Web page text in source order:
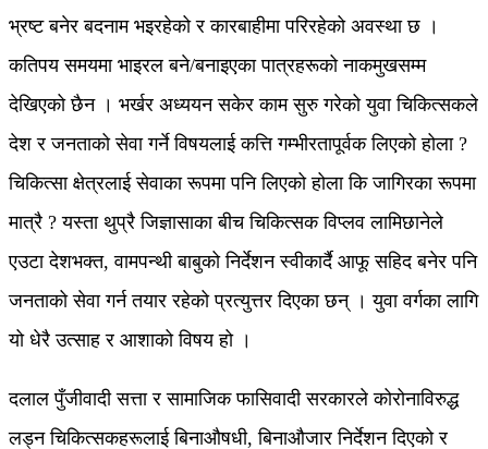
भ्रष्ट बनेर बदनाम भइरहेको र कारबाहीमा परिरहेको अवस्था छ ।
कतिपय समयमा भाइरल बने/बनाइएका पात्रहरूको नाकमुखसम्म
देखिएको छैन । भर्खर अध्ययन सकेर काम सुरु गरेको युवा चिकित्सकले
देश र जनताको सेवा गर्ने विषयलाई कत्ति गम्भीरतापूर्वक लिएको होला ?
चिकित्सा क्षेत्रलाई सेवाका रूपमा पनि लिएको होला कि जागिरका रूपमा
मात्रै ? यस्ता थुप्रै जिज्ञासाका बीच चिकित्सक विप्लव लामिछानेले
एउटा देशभक्त, वामपन्थी बाबुको निर्देशन स्वीकार्दै आफू सहिद बनेर पनि
जनताको सेवा गर्न तयार रहेको प्रत्युत्तर दिएका छन् । युवा वर्गका लागि
यो धेरै उत्साह र आशाको विषय हो ।
दलाल पुँजीवादी सत्ता र सामाजिक फासिवादी सरकारले कोरोनाविरुद्ध
लड्न चिकित्सकहरूलाई बिनाऔषधी, बिनाऔजार निर्देशन दिएको र